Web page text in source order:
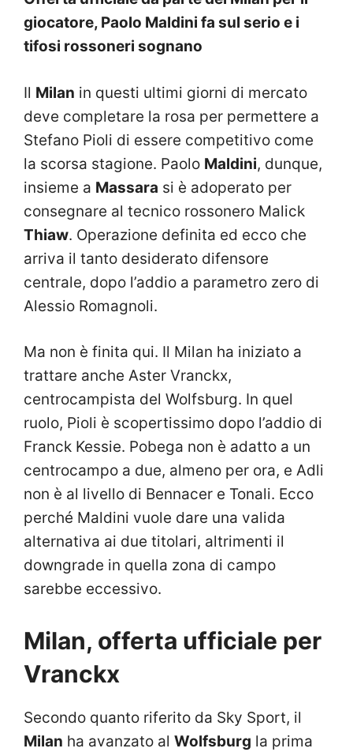
giocatore, Paolo Maldini fa sul serio e i
tifosi rossoneri sognano
Il Milan in questi ultimi giorni di mercato
deve completare la rosa per permettere a
Stefano Pioli di essere competitivo come
la scorsa stagione. Paolo Maldini, dunque,
insieme a Massara si è adoperato per
consegnare al tecnico rossonero Malick
Thiaw. Operazione definita ed ecco che
arriva il tanto desiderato difensore
centrale, dopo l’addio a parametro zero di
Alessio Romagnoli.
Ma non è finita qui. Il Milan ha iniziato a
trattare anche Aster Vranckx,
centrocampista del Wolfsburg. In quel
ruolo, Pioli è scopertissimo dopo l’addio di
Franck Kessie. Pobega non è adatto a un
centrocampo a due, almeno per ora, e Adli
non è al livello di Bennacer e Tonali. Ecco
perché Maldini vuole dare una valida
alternativa ai due titolari, altrimenti il
downgrade in quella zona di campo
sarebbe eccessivo.
Milan, offerta ufficiale per
Vranckx
Secondo quanto riferito da Sky Sport, il
Milan ha avanzato al Wolfsburg la prima